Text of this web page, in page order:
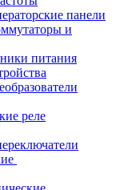
панели
и
питания
реле